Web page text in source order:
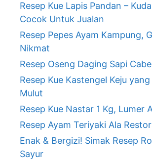
Resep Kue Lapis Pandan –
Cocok Untuk Jualan
Resep Pepes Ayam Kampung,
Nikmat
Resep Oseng Daging Sapi
Resep Kue Kastengel Keju
Mulut
Resep Kue Nastar 1 Kg, Lumer
Resep Ayam Teriyaki Ala
Enak & Bergizi! Simak Resep
Sayur